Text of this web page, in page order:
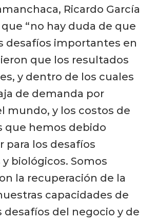
Ricardo García
“no hay duda de que
desafíos importantes en
que los resultados
y dentro de los cuales
de demanda por
mundo, y los costos de
que hemos debido
los desafíos
biológicos. Somos
la recuperación de la
capacidades de
desafíos del negocio y de